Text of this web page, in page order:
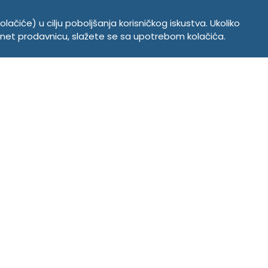
u cilju poboljšanja korisničkog iskustva. Ukoliko
prodavnicu, slažete se sa upotrebom kolačića.